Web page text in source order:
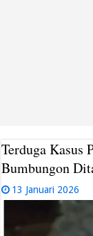
Terduga Kasus
Bumbungon
13 Januari 2026